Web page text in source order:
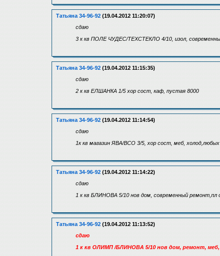
Татьяна 34-96-92 (19.04.2012 11:20:07)
сдаю
3 к кв ПОЛЕ ЧУДЕС/ТЕХСТЕКЛО 4/10, изол,
Татьяна 34-96-92 (19.04.2012 11:15:35)
сдаю
2 к кв ЕЛШАНКА 1/5 хор сост, каф, пустая 8000
Татьяна 34-96-92 (19.04.2012 11:14:54)
сдаю
1к кв магазин ЯВА/ВСО 3/5, хор сост, меб, холод,любых
Татьяна 34-96-92 (19.04.2012 11:14:22)
сдаю
1 к кв БЛИНОВА 5/10 нов дом, современный ремонт,пл
Татьяна 34-96-92 (19.04.2012 11:13:52)
сдаю
1 к кв ОЛИМП /БЛИНОВА 5/10 нов дом, ремонт, меб,